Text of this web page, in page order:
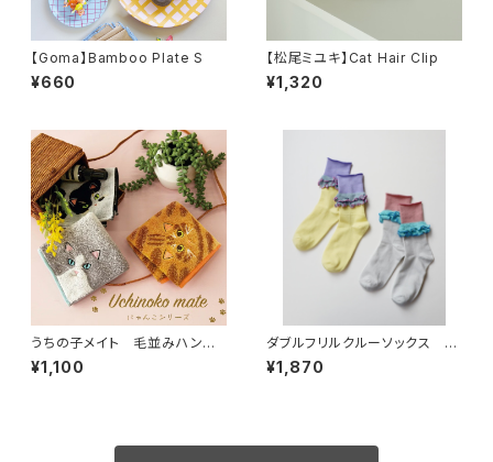
【Goma】Bamboo Plate S
¥660
【松尾ミユキ】Cat Hair Clip
¥1,320
うちの子メイト 毛並みハンカ
チ
¥1,100
ダブルフリルクルーソックス 2
P
¥1,870